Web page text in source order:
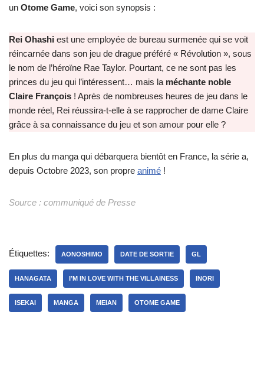
un Otome Game, voici son synopsis :
Rei Ohashi est une employée de bureau surmenée qui se voit
réincarnée dans son jeu de drague préféré « Révolution », sous
le nom de l’héroïne Rae Taylor. Pourtant, ce ne sont pas les
princes du jeu qui l’intéressent… mais la méchante noble
Claire François ! Après de nombreuses heures de jeu dans le
monde réel, Rei réussira-t-elle à se rapprocher de dame Claire
grâce à sa connaissance du jeu et son amour pour elle ?
En plus du manga qui débarquera bientôt en France, la série a,
depuis Octobre 2023, son propre animé !
Source : communiqué de Presse
Étiquettes: AONOSHIMO DATE DE SORTIE GL
HANAGATA I’M IN LOVE WITH THE VILLAINESS INORI
ISEKAI MANGA MEIAN OTOME GAME